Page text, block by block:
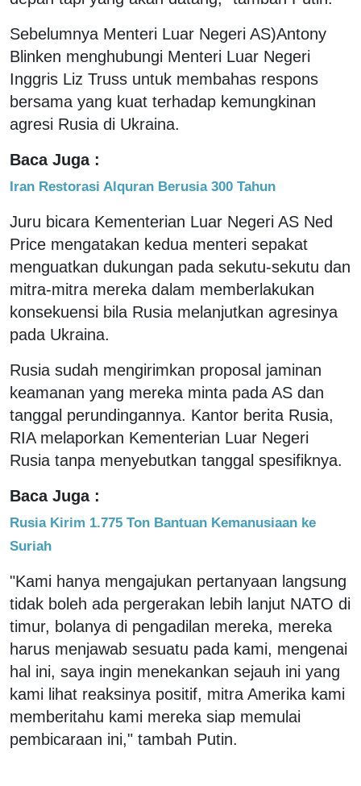
Sebelumnya Menteri Luar Negeri AS)Antony
Blinken menghubungi Menteri Luar Negeri
Inggris Liz Truss untuk membahas respons
bersama yang kuat terhadap kemungkinan
agresi Rusia di Ukraina.
Baca Juga :
Iran Restorasi Alquran Berusia 300 Tahun
Juru bicara Kementerian Luar Negeri AS Ned
Price mengatakan kedua menteri sepakat
menguatkan dukungan pada sekutu-sekutu dan
mitra-mitra mereka dalam memberlakukan
konsekuensi bila Rusia melanjutkan agresinya
pada Ukraina.
Rusia sudah mengirimkan proposal jaminan
keamanan yang mereka minta pada AS dan
tanggal perundingannya. Kantor berita Rusia,
RIA melaporkan Kementerian Luar Negeri
Rusia tanpa menyebutkan tanggal spesifiknya.
Baca Juga :
Rusia Kirim 1.775 Ton Bantuan Kemanusiaan ke
Suriah
"Kami hanya mengajukan pertanyaan langsung
tidak boleh ada pergerakan lebih lanjut NATO di
timur, bolanya di pengadilan mereka, mereka
harus menjawab sesuatu pada kami, mengenai
hal ini, saya ingin menekankan sejauh ini yang
kami lihat reaksinya positif, mitra Amerika kami
memberitahu kami mereka siap memulai
pembicaraan ini," tambah Putin.